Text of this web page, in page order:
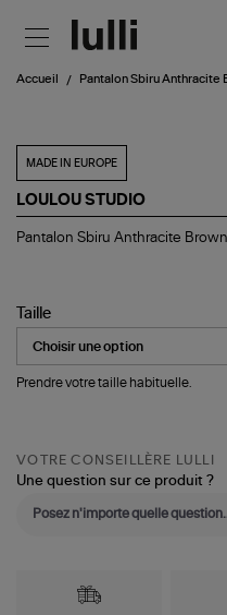
Accueil Pantalon Sbiru Anthracite
MADE IN EUROPE
LOULOU STUDIO
Pantalon
Pantalon Sbiru Anthracite Brown
Taille
Prendre votre taille habituelle.
VOTRE CONSEILLÈRE LULLI
Une question sur ce produit ?